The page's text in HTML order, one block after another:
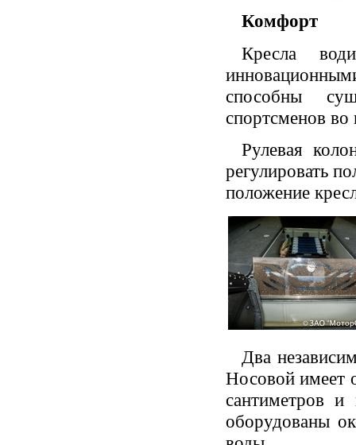
Комфорт
Кресла
способны
спортсменов
Рулевая
регулировать
положение
Два
Носовой имеет
сантиметров
оборудованы